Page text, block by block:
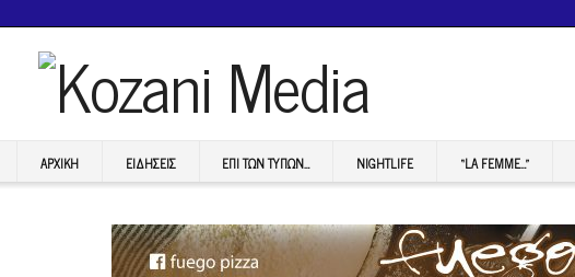
ΑΡΧΙΚΉ ΕΙΔΉΣΕΙΣ ΕΠI ΤΩΝ ΤΥΠΩΝ… NIGHTLIFE “LA FEMME…”